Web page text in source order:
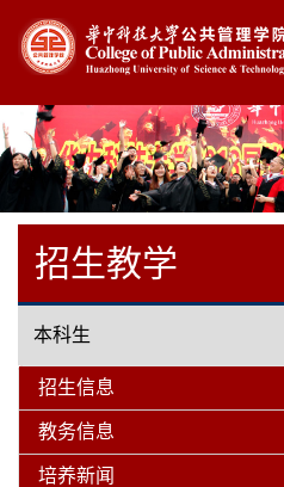
招生教学
本科生
招生信息
教务信息
培养新闻